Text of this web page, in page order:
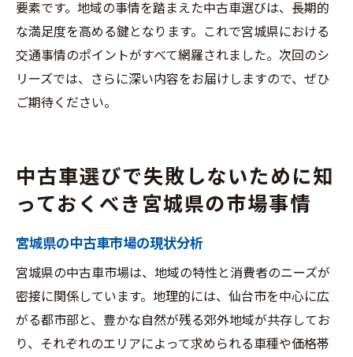
要素です。地域の事情を踏まえた中古車選びは、長期的
な満足度を高める鍵となります。これで宮城県における
交通事情のポイントがすべて網羅されました。次回のシ
リーズでは、さらに深い内容をお届けしますので、ぜひ
ご期待ください。
中古車選びで失敗しないために知
っておくべき宮城県の市場事情
宮城県の中古車市場の現状分析
宮城県の中古車市場は、地域の特性と消費者のニーズが
密接に関係しています。地理的には、仙台市を中心に広
がる都市部と、豊かな自然が残る郊外地域が共存してお
り、それぞれのエリアによって求められる車種や価格帯